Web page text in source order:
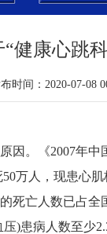
“健康心跳
时间：2020-07-
因。《2007年
万人，现患心
亡人数已占全
)患病人数至少